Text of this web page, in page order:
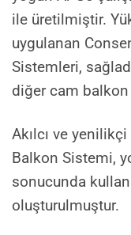
ile üretilmiştir.
uygulanan
Sistemleri,
diğer cam balkon
Akılcı ve
Balkon Sistemi,
sonucunda
oluşturulmuştur.